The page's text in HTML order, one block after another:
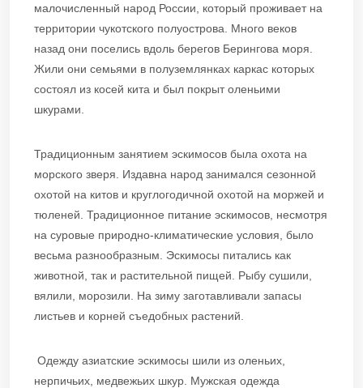
малочисленный народ России, который проживает на
территории чукотского полуострова. Много веков
назад они поселись вдоль берегов Берингова моря.
Жили они семьями в полуземлянках каркас которых
состоял из косей кита и был покрыт оленьими
шкурами.
Традиционным занятием эскимосов была охота на
морского зверя. Издавна народ занимался сезонной
охотой на китов и круглогодичной охотой на моржей и
тюленей. Традиционное питание эскимосов, несмотря
на суровые природно-климатические условия, было
весьма разнообразным. Эскимосы питались как
животной, так и растительной пищей. Рыбу сушили,
вялили, морозили. На зиму заготавливали запасы
листьев и корней съедобных растений.
Одежду азиатские эскимосы шили из оленьих,
нерпичьих, медвежьих шкур. Мужская одежда